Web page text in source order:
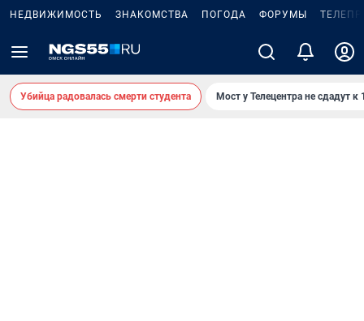
НЕДВИЖИМОСТЬ ЗНАКОМСТВА ПОГОДА ФОРУМЫ
Убийца радовалась смерти студента Мост у Телецентра не сдадут к